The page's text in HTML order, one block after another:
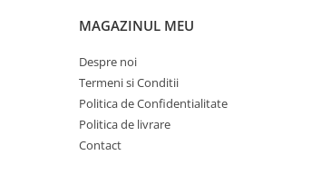
Nu modifica in nici
normala si
MAGAZINUL MEU
Despre noi
Termeni si Conditii
Politica de Confidentialitate
Politica de livrare
Contact